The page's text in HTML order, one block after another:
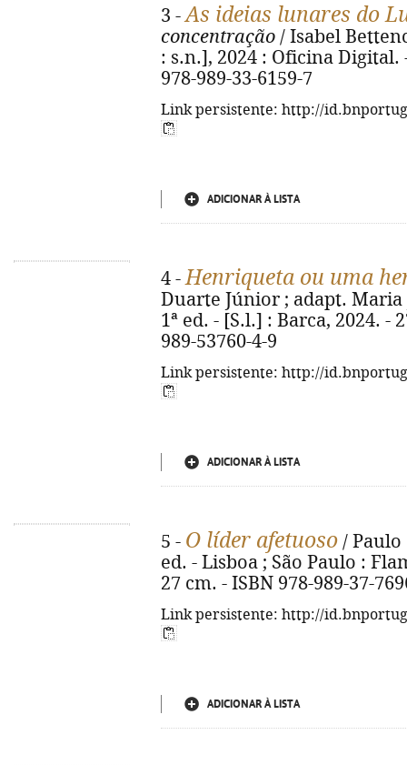
3 -As ideias lunares do
concentração / Isabel
: s.n.], 2024 : Oficina Digital.
978-989-33-6159-7
Link persistente: http://
ADICIONAR À LISTA
4 -Henriqueta ou uma
Duarte Júnior ; adapt. Maria
1ª ed. - [S.l.] : Barca, 2024. -
989-53760-4-9
Link persistente: http://
ADICIONAR À LISTA
5 - O líder afetuoso / Paulo
ed. - Lisboa ; São Paulo :
27 cm. - ISBN 978-989-37-
Link persistente: http://
ADICIONAR À LISTA